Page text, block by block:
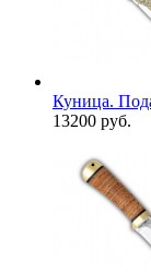
Куница.
13200 руб.